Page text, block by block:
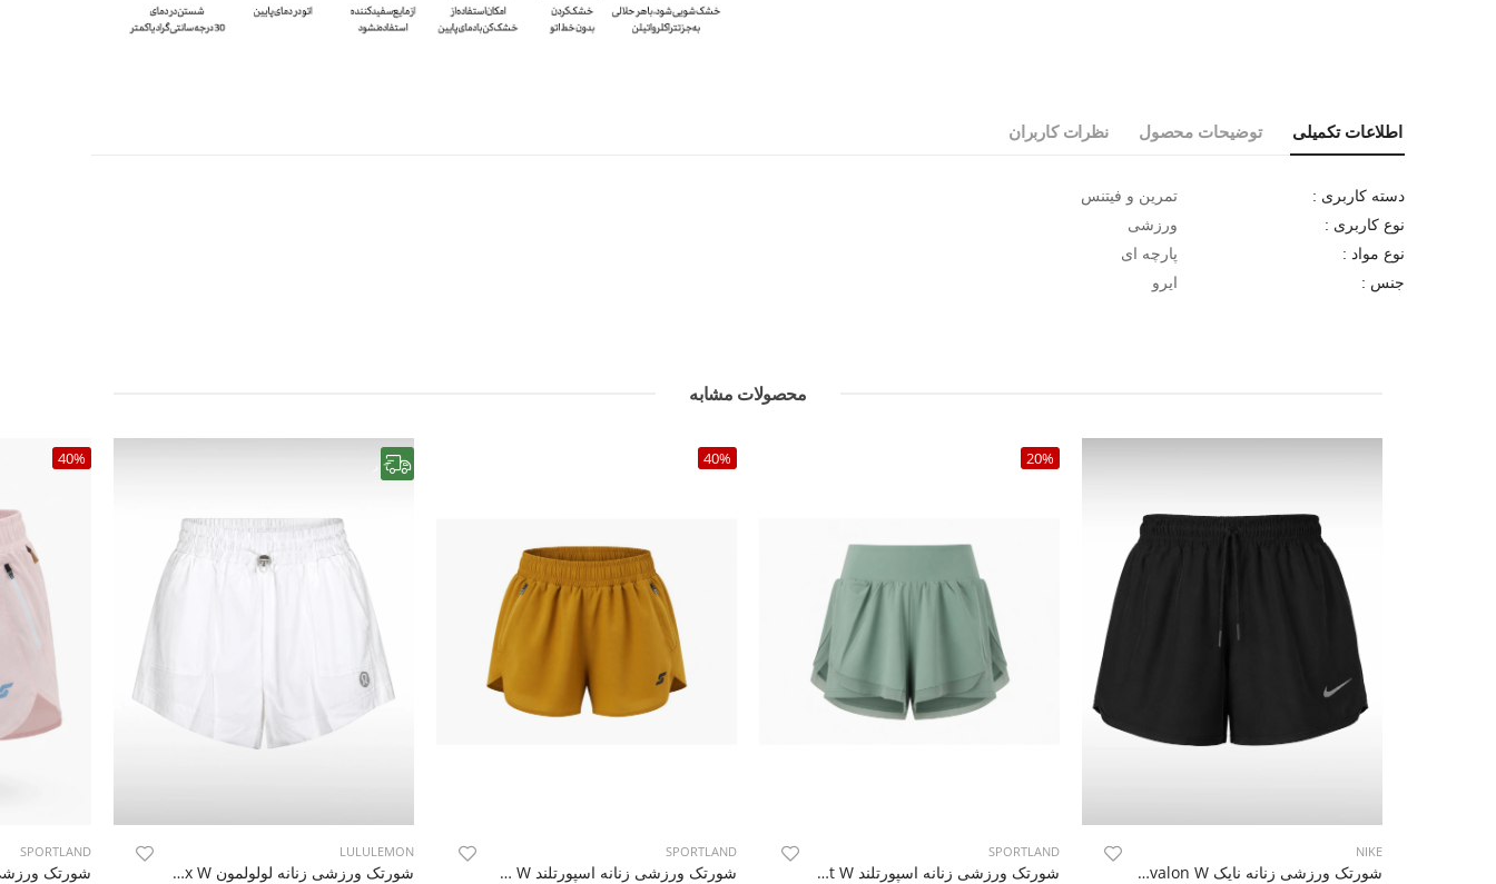
اطلاعات تکمیلی توضیحات محصول نظرات کاربران
دسته کاربری : تمرین و فیتنس
نوع کاربری : ورزشی
نوع مواد : پارچه ای
جنس : ایرو
محصولات مشابه
NIKE
شورتک ورزشی زنانه نایک Nike Avalon W
20%
SPORTLAND
شورتک ورزشی زنانه اسپورتلند Pulse Fit W
40%
SPORTLAND
شورتک ورزشی زنانه اسپورتلند SHIFT Motion W
LULULEMON
شورتک ورزشی زنانه لولولمون Nova Flex W
40%
SPORTLAND